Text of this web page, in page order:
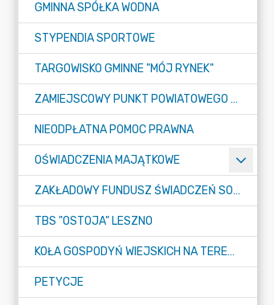
GMINNA SPÓŁKA WODNA
STYPENDIA SPORTOWE
TARGOWISKO GMINNE "MÓJ RYNEK"
ZAMIEJSCOWY PUNKT POWIATOWEGO URZĘDU PRACY W LESZNIE
NIEODPŁATNA POMOC PRAWNA
OŚWIADCZENIA MAJĄTKOWE
ZAKŁADOWY FUNDUSZ ŚWIADCZEŃ SOCJALNYCH (ZFŚS)
TBS "OSTOJA" LESZNO
KOŁA GOSPODYŃ WIEJSKICH NA TERENIE GMINY LESZNO
PETYCJE